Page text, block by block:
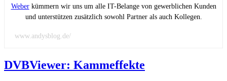
Weberkümmern wir uns um alle IT-Belange von gewerblichen Kunden
und unterstützen zusätzlich sowohl Partner als auch Kollegen.
www.andysblog.de/
DVBViewer: Kammeffekte